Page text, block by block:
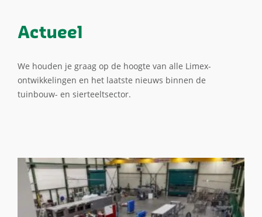
Actueel
We houden je graag op de hoogte van alle Limex-
ontwikkelingen en het laatste nieuws binnen de
tuinbouw- en sierteeltsector.